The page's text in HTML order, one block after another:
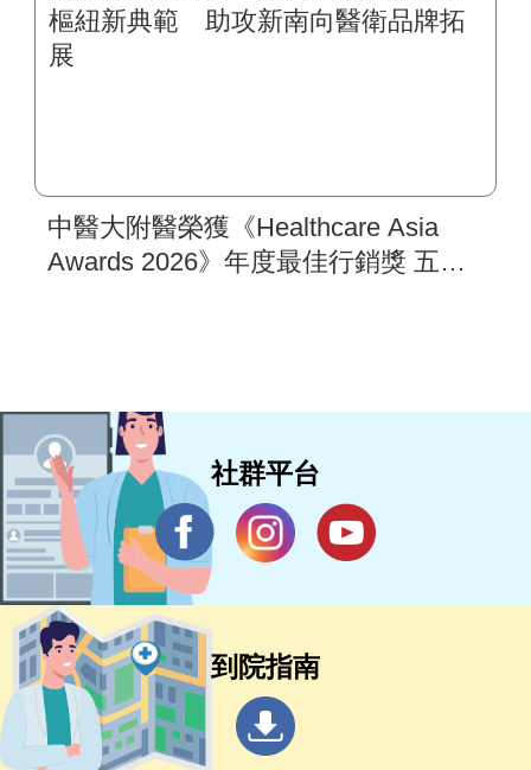
中醫大附醫榮獲《Healthcare Asia
Awards 2026》年度最佳行銷獎 五步
社群平台
到院指南